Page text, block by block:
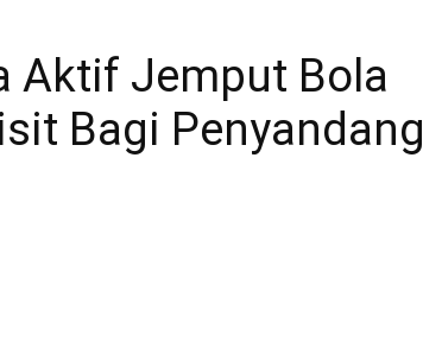
Aktif Jemput Bola
Bagi Penyandang